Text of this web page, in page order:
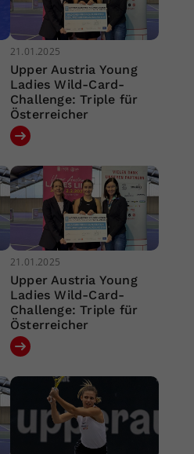
21.01.2025
Upper Austria Young
Ladies Wild-Card-
Challenge: Triple für
Österreicher
21.01.2025
Upper Austria Young
Ladies Wild-Card-
Challenge: Triple für
Österreicher